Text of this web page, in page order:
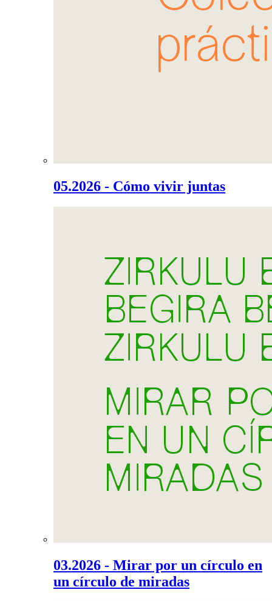
05.2026 - Cómo vivir juntas
03.2026 - Mirar por un círculo en
un círculo de miradas